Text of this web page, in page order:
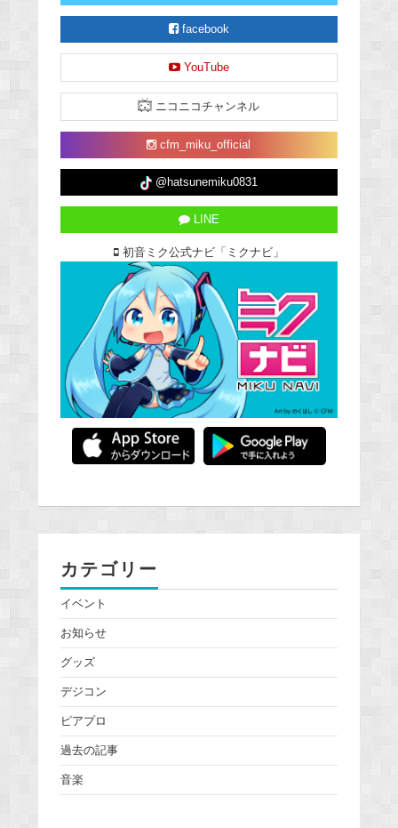
facebook
YouTube
ニコニコチャンネル
cfm_miku_official
@hatsunemiku0831
LINE
初音ミク公式ナビ「ミクナビ」
カテゴリー
イベント
お知らせ
グッズ
デジコン
ピアプロ
過去の記事
音楽